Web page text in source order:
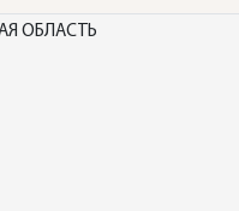
ОБЛАСТЬ